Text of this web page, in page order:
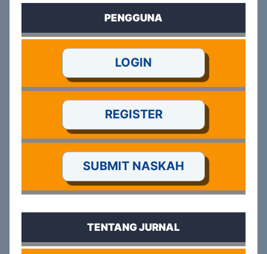
PENGGUNA
LOGIN
REGISTER
SUBMIT NASKAH
TENTANG JURNAL